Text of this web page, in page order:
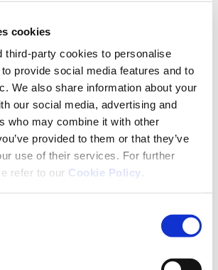
cookies
third-party cookies to personalise
provide social media features and to
We also share information about your
our social media, advertising and
who may combine it with other
provided to them or that they’ve
use of their services. For further
refer to our Cookie Policy.
Face Pain
financier et a constaté que
avoir des répercussions
nombreux aspects importants de
les relations conjugales,
et familiales, la réussite
professionnelle et financière, et
Dans le rapport, plus de 32 %
ont déclaré être
sécurité financière à long ‐terme